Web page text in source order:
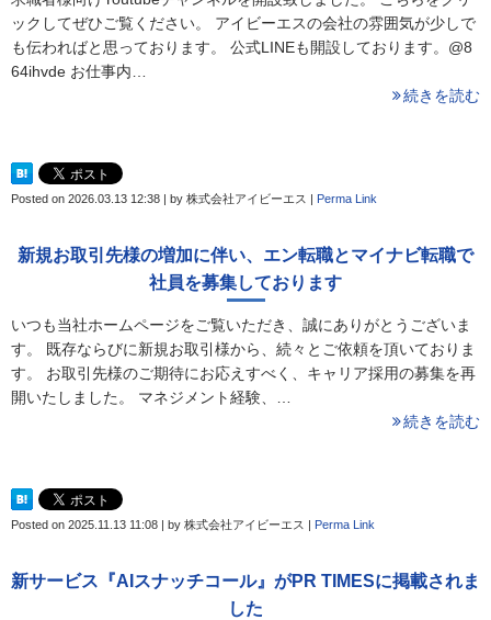
ックしてぜひご覧ください。 アイビーエスの会社の雰囲気が少しで
も伝わればと思っております。 公式LINEも開設しております。@8
64ihvde お仕事内…
続きを読む
Posted on 2026.03.13 12:38 | by 株式会社アイビーエス | Perma Link
新規お取引先様の増加に伴い、エン転職とマイナビ転職で
社員を募集しております
いつも当社ホームページをご覧いただき、誠にありがとうございま
す。 既存ならびに新規お取引様から、続々とご依頼を頂いておりま
す。 お取引先様のご期待にお応えすべく、キャリア採用の募集を再
開いたしました。 マネジメント経験、…
続きを読む
Posted on 2025.11.13 11:08 | by 株式会社アイビーエス | Perma Link
新サービス『AIスナッチコール』がPR TIMESに掲載されま
した